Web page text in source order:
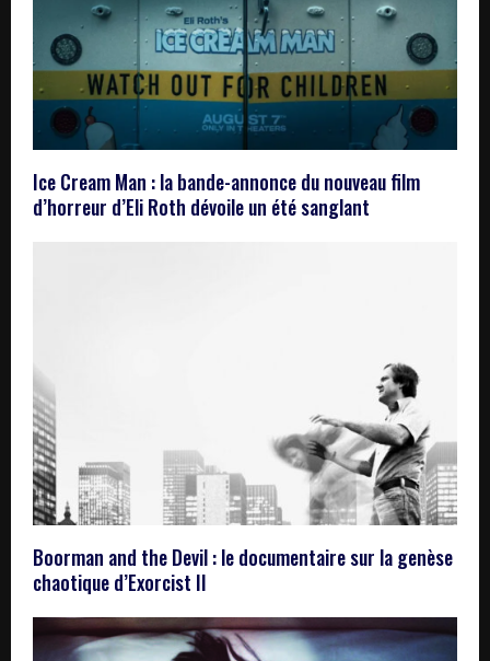
Ice Cream Man : la bande-annonce du nouveau film
d’horreur d’Eli Roth dévoile un été sanglant
Boorman and the Devil : le documentaire sur la genèse
chaotique d’Exorcist II